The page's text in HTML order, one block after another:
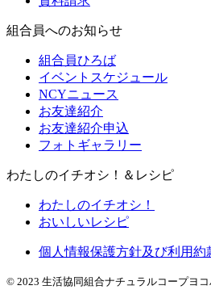
組合員へのお知らせ
組合員ひろば
イベントスケジュール
NCYニュース
お友達紹介
お友達紹介申込
フォトギャラリー
わたしのイチオシ！＆レシピ
わたしのイチオシ！
おいしいレシピ
個人情報保護方針及び利用約
© 2023 生活協同組合ナチュラルコープヨコ